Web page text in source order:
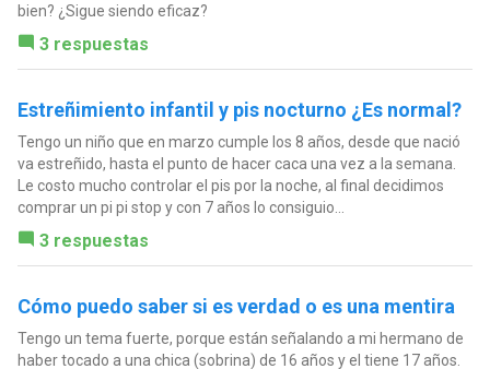
bien? ¿Sigue siendo eficaz?
3 respuestas
Estreñimiento infantil y pis nocturno ¿Es normal?
Tengo un niño que en marzo cumple los 8 años, desde que nació
va estreñido, hasta el punto de hacer caca una vez a la semana.
Le costo mucho controlar el pis por la noche, al final decidimos
comprar un pi pi stop y con 7 años lo consiguio...
3 respuestas
Cómo puedo saber si es verdad o es una mentira
Tengo un tema fuerte, porque están señalando a mi hermano de
haber tocado a una chica (sobrina) de 16 años y el tiene 17 años.